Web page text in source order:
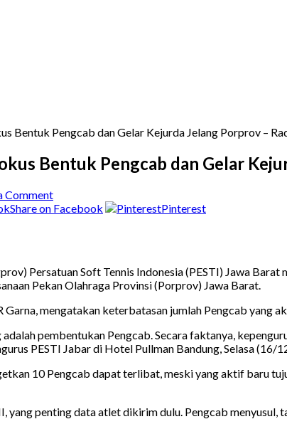
Bentuk Pengcab dan Gelar Kejurda Jelang Porprov –
Bentuk Pengcab dan Gelar
Comment
Share on Facebook Pinterest
Persatuan Soft Tennis Indonesia (PESTI) Jawa
Pekan Olahraga Provinsi (Porprov) Jawa Barat.
Garna, mengatakan keterbatasan jumlah Pengcab yang
pembentukan Pengcab. Secara faktanya,
PESTI Jabar di Hotel Pullman Bandung, Selasa (16/
10 Pengcab dapat terlibat, meski yang aktif baru
yang penting data atlet dikirim dulu. Pengcab menyusul,